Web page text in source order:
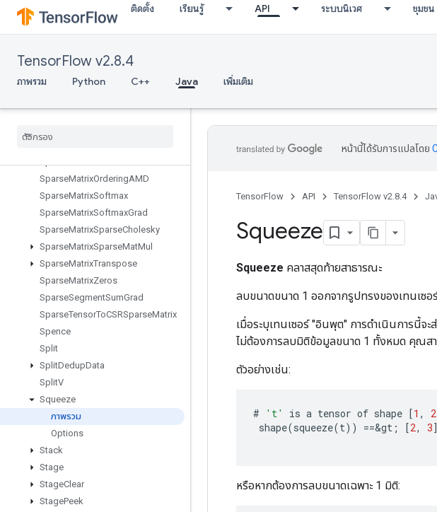
ติดตั้ง เรียนรู้ API ระบบนิเวศ ชุมชน
TensorFlow v2.8.4
ภาพรวม Python C++ Java เพิ่มเติม
SpaceToBatchNd
SparseApplyAdagradV2
SparseCountSparseOutput
SparseCrossHashed
SparseMatrixAdd
SparseMatrixOrderingAMD
SparseMatrixSoftmax
SparseMatrixSoftmaxGrad
SparseMatrixSparseCholesky
SparseMatrixSparseMatMul
SparseMatrixTranspose
SparseMatrixZeros
SparseSegmentSumGrad
SparseTensorToCSRSparseMatrix
Spence
Split
SplitDedupData
SplitV
Squeeze
ภาพรวม
Options
Stack
Stage
StageClear
StagePeek
หน้านี้ได้รับการแปลโดย
TensorFlow API TensorFlow v2.8.4
Squeeze
Squeeze คลาสสุดท้ายสาธารณะ
ลบขนาดขนาด 1 ออกจากรูปทรงของเทนเซอ
เมื่อระบุเทนเซอร์ "อินพุต" การดำเนินการนี้
ไม่ต้องการลบมิติข้อมูลขนาด 1 ทั้งหมด คุณส
ตัวอย่างเช่น:
# 't' is a tensor of shape [1 , 2
shape(squeeze(t)) ==&gt ; [2, 3]
หรือหากต้องการลบขนาดเฉพาะ 1 มิติ: